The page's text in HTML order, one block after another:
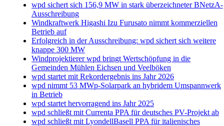
wpd sichert sich 156,9 MW in stark überzeichneter BNetzA-
Ausschreibung
Windkraftwerk Higashi Izu Furusato nimmt kommerziellen
Betrieb auf
Erfolgreich in der Ausschreibung: wpd sichert sich weitere
knappe 300 MW
Windprojektierer wpd bringt Wertschöpfung in die
Gemeinden Mühlen Eichsen und Veelböken
wpd startet mit Rekordergebnis ins Jahr 2026
wpd nimmt 53 MWp-Solarpark an hybridem Umspannwerk
in Betrieb
wpd startet hervorragend ins Jahr 2025
wpd schließt mit Currenta PPA für deutsches PV-Projekt ab
wpd schließt mit LyondellBasell PPA für italienisches